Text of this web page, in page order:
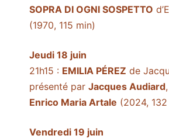
SOPRA DI OGNI SOSPETTO
(1970, 115 min)
Jeudi 18 juin
21h15 : EMILIA PÉREZ de
présenté par Jacques Audiard
Enrico Maria Artale (2024,
Vendredi 19 juin